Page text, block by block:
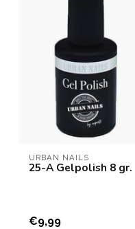
URBAN NAILS
25-A Gelpolish 8 gr.
€9,99